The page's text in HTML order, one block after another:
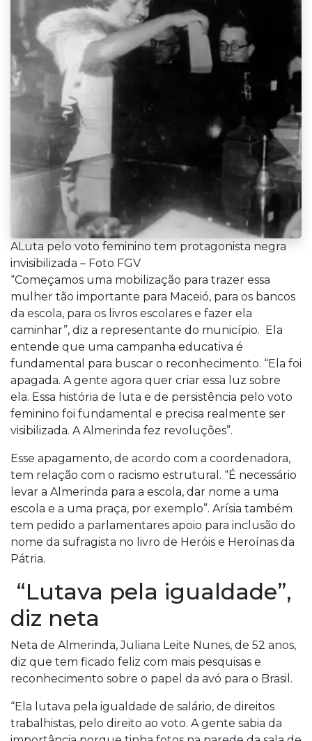
ALuta pelo voto feminino tem protagonista negra
invisibilizada – Foto FGV
“Começamos uma mobilização para trazer essa
mulher tão importante para Maceió, para os bancos
da escola, para os livros escolares e fazer ela
caminhar”, diz a representante do município. Ela
entende que uma campanha educativa é
fundamental para buscar o reconhecimento. “Ela foi
apagada. A gente agora quer criar essa luz sobre
ela. Essa história de luta e de persistência pelo voto
feminino foi fundamental e precisa realmente ser
visibilizada. A Almerinda fez revoluções”.
Esse apagamento, de acordo com a coordenadora,
tem relação com o racismo estrutural. “É necessário
levar a Almerinda para a escola, dar nome a uma
escola e a uma praça, por exemplo”. Arísia também
tem pedido a parlamentares apoio para inclusão do
nome da sufragista no livro de Heróis e Heroínas da
Pátria.
“Lutava pela igualdade”,
diz neta
Neta de Almerinda, Juliana Leite Nunes, de 52 anos,
diz que tem ficado feliz com mais pesquisas e
reconhecimento sobre o papel da avó para o Brasil.
“Ela lutava pela igualdade de salário, de direitos
trabalhistas, pelo direito ao voto. A gente sabia da